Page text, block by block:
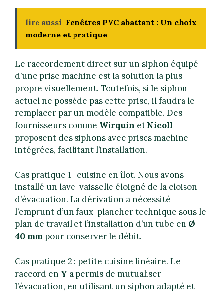
lire aussi Fenêtres PVC abattant : Un choix
moderne et pratique
Le raccordement direct sur un siphon équipé
d’une prise machine est la solution la plus
propre visuellement. Toutefois, si le siphon
actuel ne possède pas cette prise, il faudra le
remplacer par un modèle compatible. Des
fournisseurs comme Wirquin et Nicoll
proposent des siphons avec prises machine
intégrées, facilitant l’installation.
Cas pratique 1 : cuisine en îlot. Nous avons
installé un lave-vaisselle éloigné de la cloison
d’évacuation. La dérivation a nécessité
l’emprunt d’un faux-plancher technique sous le
plan de travail et l’installation d’un tube en Ø
40 mm pour conserver le débit.
Cas pratique 2 : petite cuisine linéaire. Le
raccord en Y a permis de mutualiser
l’évacuation, en utilisant un siphon adapté et